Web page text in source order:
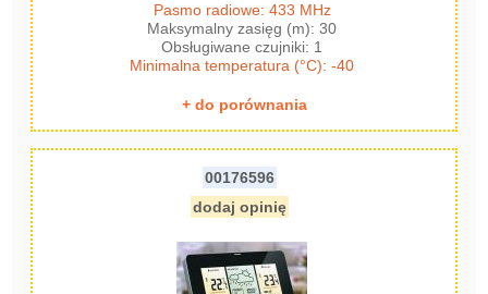
Pasmo radiowe: 433 MHz
Maksymalny zasięg (m): 30
Obsługiwane czujniki: 1
Minimalna temperatura (°C): -40
+ do porównania
00176596
dodaj opinię